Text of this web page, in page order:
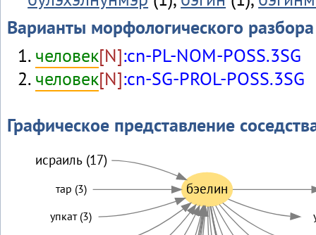
Варианты морфологического разбора
человек[N]:cn-PL-NOM-POSS.3SG
человек[N]:cn-SG-PROL-POSS.3SG
Графическое представление
бэелин
исраиль (17)
тар (3)
упкат (3)